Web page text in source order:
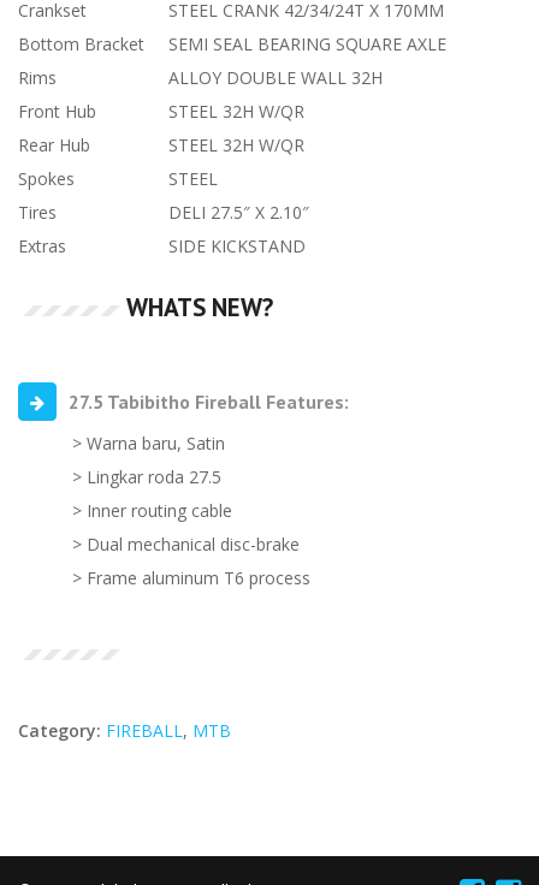
Crankset
STEEL CRANK 42/34/24T X 170MM
Bottom Bracket
SEMI SEAL BEARING SQUARE AXLE
Rims
ALLOY DOUBLE WALL 32H
Front Hub
STEEL 32H W/QR
Rear Hub
STEEL 32H W/QR
Spokes
STEEL
Tires
DELI 27.5″ X 2.10″
Extras
SIDE KICKSTAND
WHATS NEW?
27.5 Tabibitho Fireball Features:
> Warna baru, Satin
> Lingkar roda 27.5
> Inner routing cable
> Dual mechanical disc-brake
> Frame aluminum T6 process
Category: FIREBALL, MTB